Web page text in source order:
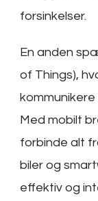
forsinkelser.
En anden
of Things),
Med mobilt
forbinde alt
biler og
effektiv og